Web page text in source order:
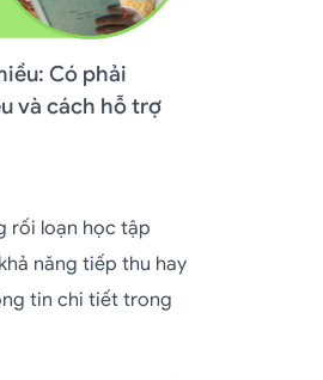
Có phải
và cách hỗ trợ
rối loạn học tập
năng tiếp thu hay
tin chi tiết trong